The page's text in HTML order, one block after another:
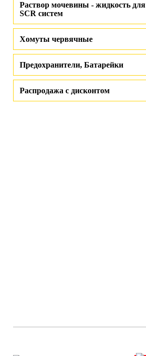
Раствор мочевины - жидкость для
SCR систем
Хомуты червячные
Предохранители, Батарейки
Распродажа с дисконтом